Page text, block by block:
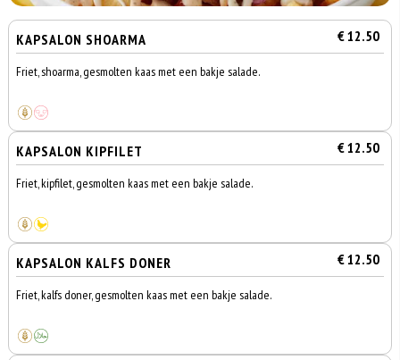
KAPSALON SHOARMA € 12.50
Friet, shoarma, gesmolten kaas met een bakje salade.
KAPSALON KIPFILET € 12.50
Friet, kipfilet, gesmolten kaas met een bakje salade.
KAPSALON KALFS DONER € 12.50
Friet, kalfs doner, gesmolten kaas met een bakje salade.